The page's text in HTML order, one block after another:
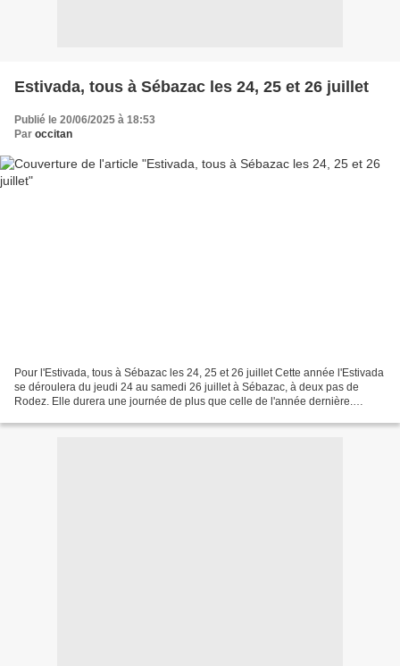
Estivada, tous à Sébazac les 24, 25 et 26 juillet
Publié le 20/06/2025 à 18:53
Par occitan
Pour l'Estivada, tous à Sébazac les 24, 25 et 26 juillet Cette année l'Estivada
se déroulera du jeudi 24 au samedi 26 juillet à Sébazac, à deux pas de
Rodez. Elle durera une journée de plus que celle de l'année dernière.